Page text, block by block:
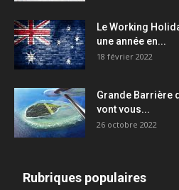
Le Working
une année en...
18 février 2022
Grande Barrière
vont vous...
26 octobre 2022
Rubriques populaires